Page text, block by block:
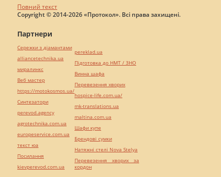
Повний текст
Copyright © 2014-2026 «Протокол». Всі права захищені.
Партнери
Сережки з діамантами
alliancetechnika.ua
миралинкс
Веб мастер
https://motokosmos.ua/
Синтезатори
perevod.agency
agrotechnika.com.ua
europeservice.com.ua
текст юа
Посилання
kievperevod.com.ua
pereklad.ua
Підготовка до НМТ / ЗНО
Винна шафа
Перевезення хворих
hospice-life.com.ua/
mk-translations.ua
maltina.com.ua
Шафи купе
Брендові сумки
Натяжні стелі Nova Stelya
Перевезення хворих за
кордон